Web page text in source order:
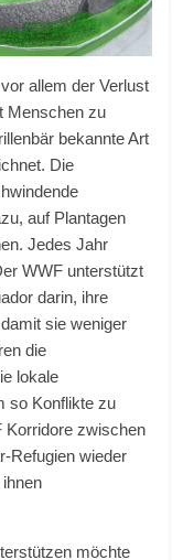
allem der Verlust
Menschen zu
bekannte Art
Die
auf Plantagen
Jedes Jahr
WWF unterstützt
darin, ihre
sie weniger
die
lokale
so Konflikte zu
Korridore zwischen
Refugien wieder
möchte